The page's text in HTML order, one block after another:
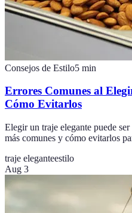
Consejos de Estilo5 min
Errores Comunes al
Cómo Evitarlos
Elegir un traje elegante puede
más comunes y cómo evitarlos
traje eleganteestilo
Aug 3